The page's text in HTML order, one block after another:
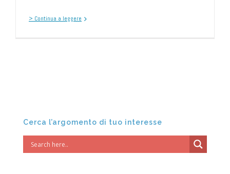
> Continua a leggere
Cerca l’argomento di tuo interesse